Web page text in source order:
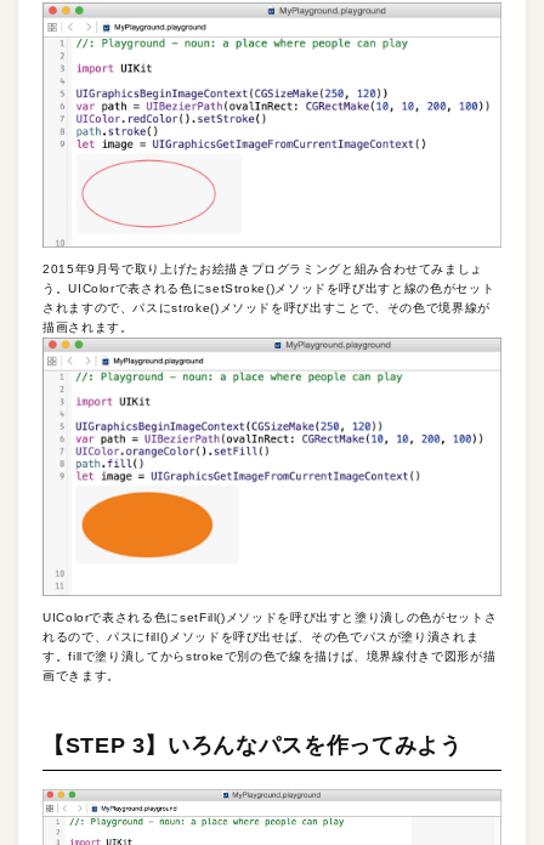
2015年9月号で取り上げたお絵描きプログラミングと組み合わせてみましょ
う。UIColorで表される色にsetStroke()メソッドを呼び出すと線の色がセット
されますので、パスにstroke()メソッドを呼び出すことで、その色で境界線が
描画されます。
UIColorで表される色にsetFill()メソッドを呼び出すと塗り潰しの色がセットさ
れるので、パスにfill()メソッドを呼び出せば、その色でパスが塗り潰されま
す。fillで塗り潰してからstrokeで別の色で線を描けば、境界線付きで図形が描
画できます。
【STEP 3】いろんなパスを作ってみよう